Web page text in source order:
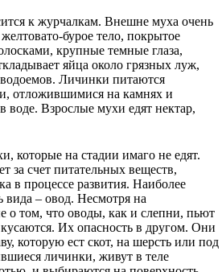
к журчалкам. Внешне муха очень
бурое тело, покрытое
крупные темные глаза,
яйца около грязных луж,
Личинки питаются
отложившимися на камнях и
воде. Взрослые мухи едят нектар,
которые на стадии имаго не едят.
за счет питательных веществ,
в процессе развития. Наиболее
вида – овод. Несмотря на
о том, что оводы, как и слепни, пьют
Их опасность в другом. Они
которую ест скот, на шерсть или под
личинки, живут в теле